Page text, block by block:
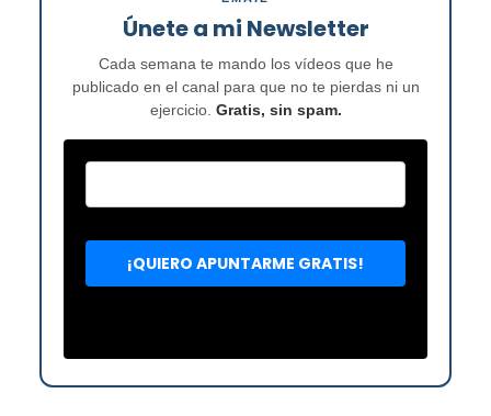
Únete a mi Newsletter
Cada semana te mando los vídeos que he
publicado en el canal para que no te pierdas ni un
ejercicio. Gratis, sin spam.